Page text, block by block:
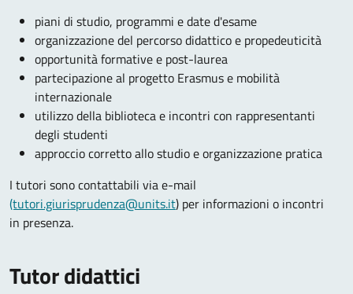
piani di studio, programmi e date d'esame
organizzazione del percorso didattico e propedeuticità
opportunità formative e post-laurea
partecipazione al progetto Erasmus e mobilità
internazionale
utilizzo della biblioteca e incontri con rappresentanti
degli studenti
approccio corretto allo studio e organizzazione pratica
I tutori sono contattabili via e-mail
(tutori.giurisprudenza@units.it) per informazioni o incontri
in presenza.
Tutor didattici